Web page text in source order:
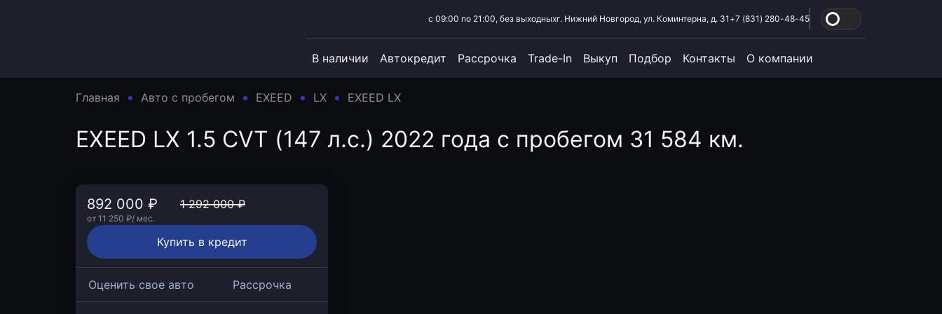
с 09:00 по 21:00, без выходныхг. Нижний Новгород, ул. Коминтерна, д. 31 +7 (831) 280-48-45
В наличии Автокредит Рассрочка Trade-In Выкуп Подбор Контакты О компании
Главная Авто с пробегом EXEED LX EXEED LX
EXEED LX 1.5 CVT (147 л.с.) 2022 года с пробегом 31 584 км.
892 000 ₽ 1 292 000 ₽
от 11 250 ₽/ мес.
Купить в кредит
Оценить свое авто Рассрочка